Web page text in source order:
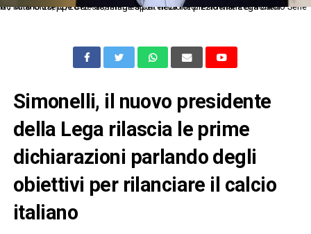
Gc Milano 20/12/2012 - assemblea per elezione presidente Lega Calcio Serie A / foto Giuseppe Celeste/Image Sport nella foto: Ezio Maria Simonelli
Simonelli, il nuovo presidente
della Lega rilascia le prime
dichiarazioni parlando degli
obiettivi per rilanciare il calcio
italiano